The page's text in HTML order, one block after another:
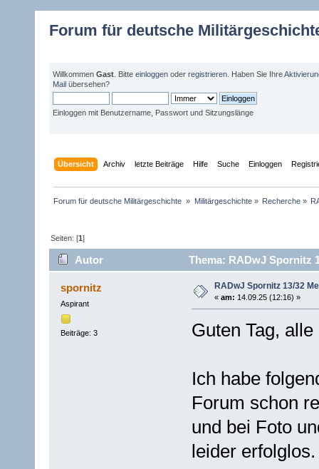
Forum für deutsche
Willkommen Gast . Bitte einloggen oder registrieren . Haben Sie Ihre
Mail übersehen?
Einloggen mit Benutzername, Passwort und Sitzungslänge
Übersicht Archiv letzte Beiträge Hilfe Suche Einloggen
Forum für deutsche Militärgeschichte » Militärgeschichte» Recherche»
Seiten: [1]
Autor Thema: RADwJ Spornitz
spornitz
Aspirant
Beiträge: 3
RADwJ Spornitz 13/32
« am: 14.09.25 (12:16) »
Guten Tag,
Ich habe
Forum schon
und bei Foto
leider erfolglos.